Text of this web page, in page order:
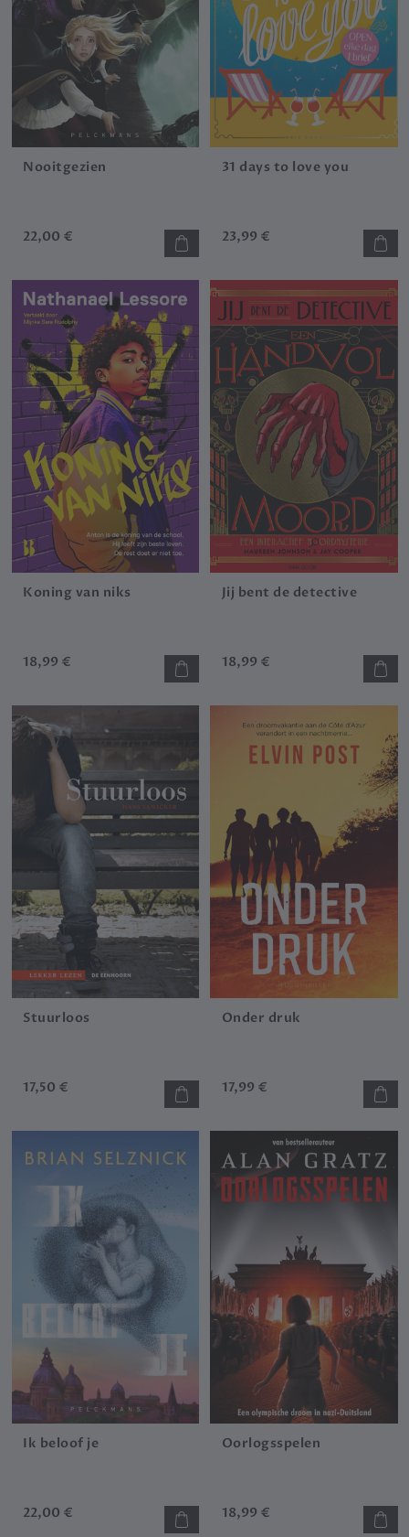
Nooitgezien
22,00 €
31 days to love you
23,99 €
Koning van niks
18,99 €
Jij bent de detective
18,99 €
Stuurloos
17,50 €
Onder druk
17,99 €
Ik beloof je
22,00 €
Oorlogsspelen
18,99 €